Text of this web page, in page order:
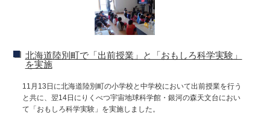
北海道陸別町で「出前授業」と「おもしろ科学実験」
を実施
11月13日に北海道陸別町の小学校と中学校において出前授業を行う
と共に、翌14日にりくべつ宇宙地球科学館・銀河の森天文台におい
て「おもしろ科学実験」を実施しました。